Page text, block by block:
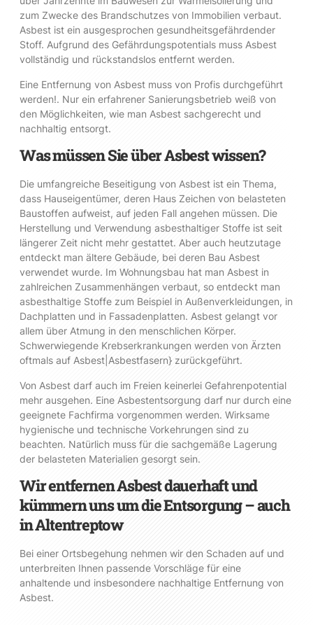
zum Zwecke des Brandschutzes von Immobilien verbaut.
Asbest ist ein ausgesprochen gesundheitsgefährdender
Stoff. Aufgrund des Gefährdungspotentials muss Asbest
vollständig und rückstandslos entfernt werden.
Eine Entfernung von Asbest muss von Profis durchgeführt
werden!. Nur ein erfahrener Sanierungsbetrieb weiß von
den Möglichkeiten, wie man Asbest sachgerecht und
nachhaltig entsorgt.
Was müssen Sie über Asbest wissen?
Die umfangreiche Beseitigung von Asbest ist ein Thema,
dass Hauseigentümer, deren Haus Zeichen von belasteten
Baustoffen aufweist, auf jeden Fall angehen müssen. Die
Herstellung und Verwendung asbesthaltiger Stoffe ist seit
längerer Zeit nicht mehr gestattet. Aber auch heutzutage
entdeckt man ältere Gebäude, bei deren Bau Asbest
verwendet wurde. Im Wohnungsbau hat man Asbest in
zahlreichen Zusammenhängen verbaut, so entdeckt man
asbesthaltige Stoffe zum Beispiel in Außenverkleidungen, in
Dachplatten und in Fassadenplatten. Asbest gelangt vor
allem über Atmung in den menschlichen Körper.
Schwerwiegende Krebserkrankungen werden von Ärzten
oftmals auf Asbest|Asbestfasern} zurückgeführt.
Von Asbest darf auch im Freien keinerlei Gefahrenpotential
mehr ausgehen. Eine Asbestentsorgung darf nur durch eine
geeignete Fachfirma vorgenommen werden. Wirksame
hygienische und technische Vorkehrungen sind zu
beachten. Natürlich muss für die sachgemäße Lagerung
der belasteten Materialien gesorgt sein.
Wir entfernen Asbest dauerhaft und
kümmern uns um die Entsorgung – auch
in Altentreptow
Bei einer Ortsbegehung nehmen wir den Schaden auf und
unterbreiten Ihnen passende Vorschläge für eine
anhaltende und insbesondere nachhaltige Entfernung von
Asbest.